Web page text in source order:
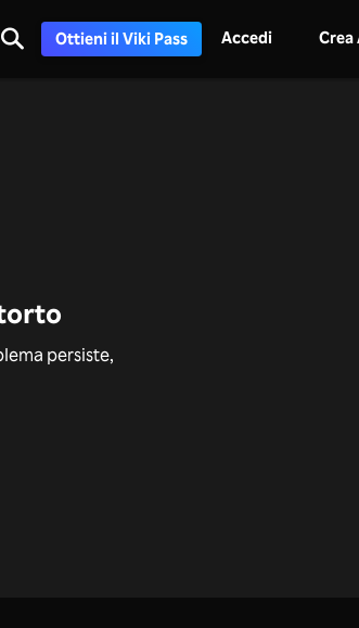
Ottieni il Viki Pass Accedi
persiste,